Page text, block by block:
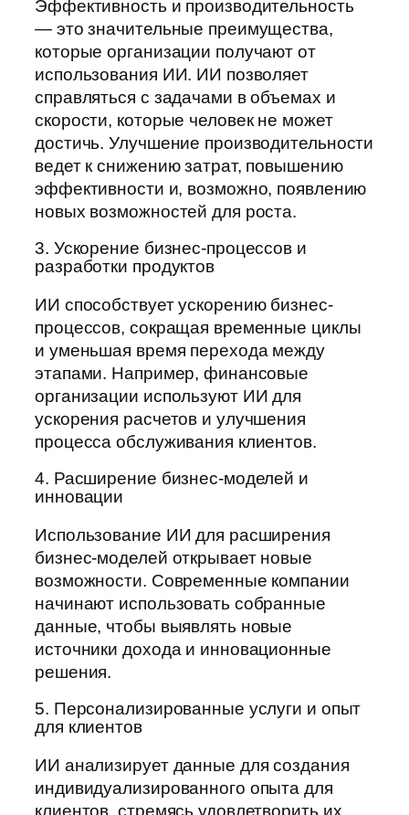
Эффективность и производительность
— это значительные преимущества,
которые организации получают от
использования ИИ. ИИ позволяет
справляться с задачами в объемах и
скорости, которые человек не может
достичь. Улучшение производительности
ведет к снижению затрат, повышению
эффективности и, возможно, появлению
новых возможностей для роста.
3. Ускорение бизнес-процессов и
разработки продуктов
ИИ способствует ускорению бизнес-
процессов, сокращая временные циклы
и уменьшая время перехода между
этапами. Например, финансовые
организации используют ИИ для
ускорения расчетов и улучшения
процесса обслуживания клиентов.
4. Расширение бизнес-моделей и
инновации
Использование ИИ для расширения
бизнес-моделей открывает новые
возможности. Современные компании
начинают использовать собранные
данные, чтобы выявлять новые
источники дохода и инновационные
решения.
5. Персонализированные услуги и опыт
для клиентов
ИИ анализирует данные для создания
индивидуализированного опыта для
клиентов, стремясь удовлетворить их